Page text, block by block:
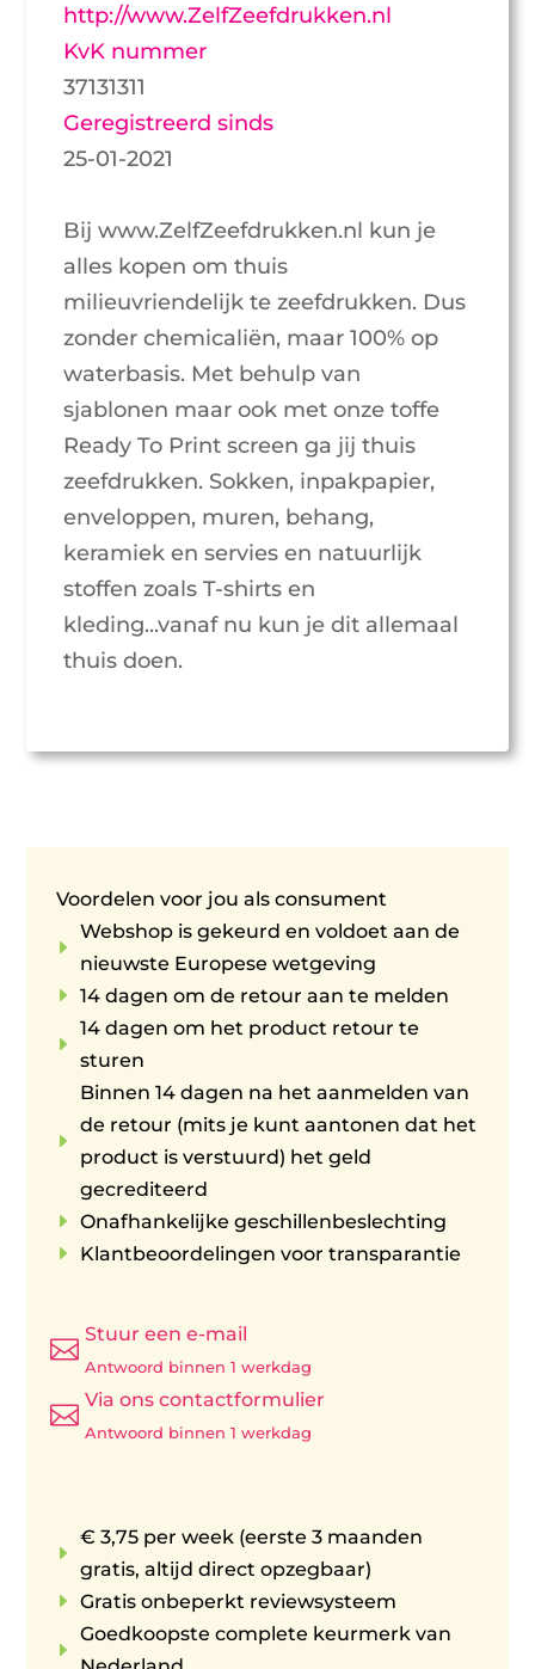
http://www.ZelfZeefdrukken.nl
KvK nummer
37131311
Geregistreerd sinds
25-01-2021
Bij www.ZelfZeefdrukken.nl kun je
alles kopen om thuis
milieuvriendelijk te zeefdrukken. Dus
zonder chemicaliën, maar 100% op
waterbasis. Met behulp van
sjablonen maar ook met onze toffe
Ready To Print screen ga jij thuis
zeefdrukken. Sokken, inpakpapier,
enveloppen, muren, behang,
keramiek en servies en natuurlijk
stoffen zoals T-shirts en
kleding...vanaf nu kun je dit allemaal
thuis doen.
Voordelen voor jou als consument
E
Webshop is gekeurd en voldoet aan de
nieuwste Europese wetgeving
E 14 dagen om de retour aan te melden
E
14 dagen om het product retour te
sturen
E
Binnen 14 dagen na het aanmelden van
de retour (mits je kunt aantonen dat het
product is verstuurd) het geld
gecrediteerd
E Onafhankelijke geschillenbeslechting
E Klantbeoordelingen voor transparantie

Stuur een e-mail
Antwoord binnen 1 werkdag

Via ons contactformulier
Antwoord binnen 1 werkdag
E
€ 3,75 per week (eerste 3 maanden
gratis, altijd direct opzegbaar)
E Gratis onbeperkt reviewsysteem
E
Goedkoopste complete keurmerk van